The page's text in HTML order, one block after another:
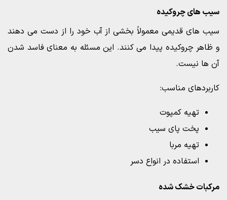
سیب های چروکیده
سیب های قدیمی معمولاً بخشی از آب خود را از دست می دهند
و ظاهر چروکیده پیدا می کنند. این مسئله به معنای فاسد شدن
آن ها نیست.
کاربردهای مناسب:
تهیه کمپوت
پخت پای سیب
تهیه مربا
استفاده در انواع دسر
مرکبات خشک شده